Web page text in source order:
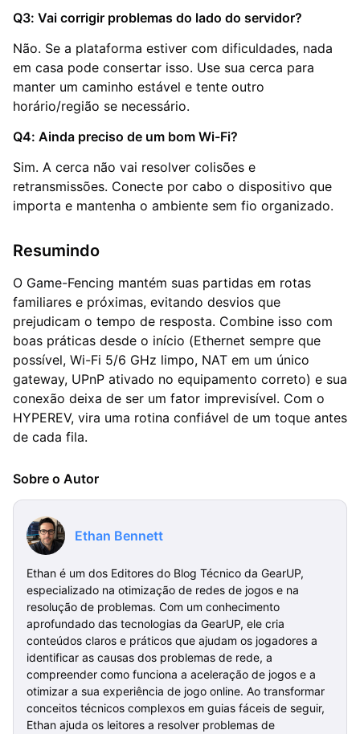
Q3: Vai corrigir problemas do lado do servidor?
Não. Se a plataforma estiver com dificuldades, nada
em casa pode consertar isso. Use sua cerca para
manter um caminho estável e tente outro
horário/região se necessário.
Q4: Ainda preciso de um bom Wi-Fi?
Sim. A cerca não vai resolver colisões e
retransmissões. Conecte por cabo o dispositivo que
importa e mantenha o ambiente sem fio organizado.
Resumindo
O Game-Fencing mantém suas partidas em rotas
familiares e próximas, evitando desvios que
prejudicam o tempo de resposta. Combine isso com
boas práticas desde o início (Ethernet sempre que
possível, Wi-Fi 5/6 GHz limpo, NAT em um único
gateway, UPnP ativado no equipamento correto) e sua
conexão deixa de ser um fator imprevisível. Com o
HYPEREV, vira uma rotina confiável de um toque antes
de cada fila.
Sobre o Autor
Ethan Bennett
Ethan é um dos Editores do Blog Técnico da GearUP,
especializado na otimização de redes de jogos e na
resolução de problemas. Com um conhecimento
aprofundado das tecnologias da GearUP, ele cria
conteúdos claros e práticos que ajudam os jogadores a
identificar as causas dos problemas de rede, a
compreender como funciona a aceleração de jogos e a
otimizar a sua experiência de jogo online. Ao transformar
conceitos técnicos complexos em guias fáceis de seguir,
Ethan ajuda os leitores a resolver problemas de